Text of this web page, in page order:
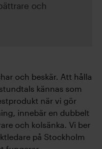
och
och beskär. Att hålla
kännas som
när vi gör
innebär en dubbelt
och kolsänka. Vi ber
på Stockholm